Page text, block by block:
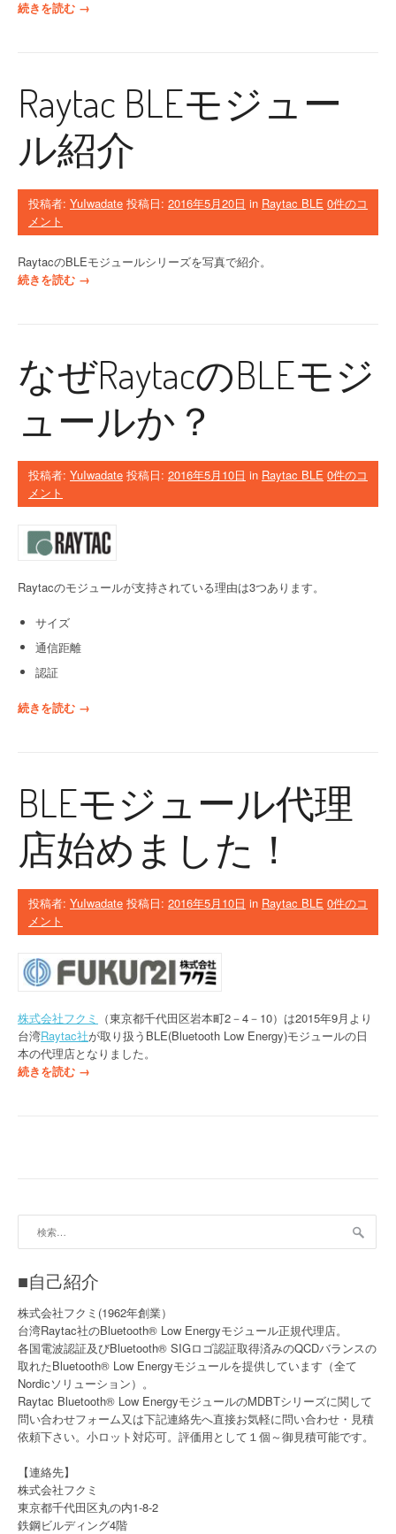
続きを読む “
i
c
サ
ー
ド
ー
ィ
ー
製
応
モ
ジ
”
→
Raytac BLEモジュー
ル紹介
投稿者: YuIwadate 投稿日: 2016年5月20日 in Raytac BLE 0件のコ
メント
RaytacのBLEモジュールシリーズを写真で紹介。
続きを読む “
a
c
L
ジ
ー
紹
→
なぜRaytacのBLEモジ
ュールか？
投稿者: YuIwadate 投稿日: 2016年5月10日 in Raytac BLE 0件のコ
メント
Raytacのモジュールが支持されている理由は3つあります。
サイズ
通信距離
認証
続きを読む “
a
c
の
L
モ
ー
か
？
”
→
BLEモジュール代理
店始めました！
投稿者: YuIwadate 投稿日: 2016年5月10日 in Raytac BLE 0件のコ
メント
株式会社フクミ （東京都千代田区岩本町2－4－ 10）は2015年9月より
台湾Raytac社が取り扱う BLE(Bluetooth Low Energy)モジュールの日
本の代理店となりました。
続きを読む “
ル
理
始
ま
し
た
！
”
→
■自己紹介
株式会社フクミ(1962年創業）
台湾Raytac社のBluetooth® Low Energyモジュール正規代理店。
各国電波認証及びBluetooth® SIGロゴ認証取得済みのQCDバランスの
取れたBluetooth® Low Energyモジュールを提供しています（全て
Nordicソリューション）。
Raytac Bluetooth® Low EnergyモジュールのMDBTシリーズに関して
問い合わせフォーム又は下記連絡先へ直接お気軽に問い合わせ・見積
依頼下さい。小ロット対応可。評価用として１個～御見積可能です。
【連絡先】
株式会社フクミ
東京都千代田区丸の内1-8-2
鉄鋼ビルディング4階